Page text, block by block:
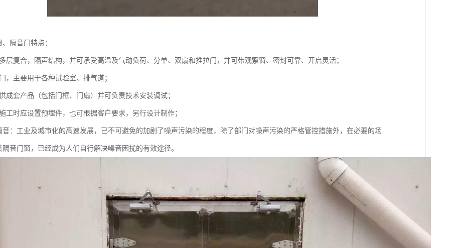
、隔音门特点：
层复合，隔声结构，并可承受高温及气动负荷、分单、双扇和推拉门，并可带观察窗、密封可靠、开启灵活；
，主要用于各种试验室、排气道；
成套产品（包括门框、门扇）并可负责技术安装调试；
工时应设置预埋件，也可根据客户要求，另行设计制作；
音：工业及城市化的高速发展，已不可避免的加剧了噪声污染的程度，除了部门对噪声污染的严格管控措施外，在必要的场
隔音门窗，已经成为人们自行解决噪音困扰的有效途径。